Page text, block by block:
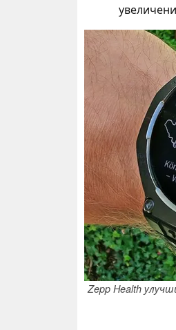
Zepp Health